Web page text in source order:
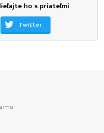
ho s priateľmi
Twitter